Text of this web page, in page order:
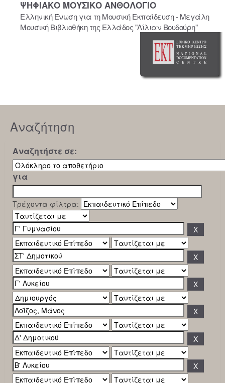
ΨΗΦΙΑΚΟ ΜΟΥΣΙΚΟ ΑΝΘΟΛΟΓΙΟ
Ελληνική Ένωση για τη Μουσική Εκπαίδευση - Μεγάλη
Μουσική Βιβλιοθήκη της Ελλάδος "Λίλιαν Βουδούρη"
Αναζήτηση
Αναζητήστε σε:
για
Τρέχοντα φίλτρα: